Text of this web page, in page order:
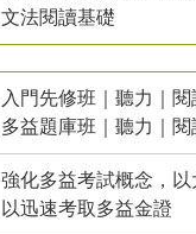
文法閱讀基礎
入門先修班｜聽力｜閱
多益題庫班｜聽力｜閱
強化多益考試概念，
以迅速考取多益金證